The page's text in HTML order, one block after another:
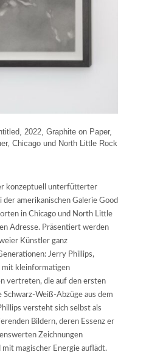
2022, Graphite on Paper,
Chicago und North Little Rock
konzeptuell unterfütterter
der amerikanischen Galerie Good
in Chicago und North Little
Adresse. Präsentiert werden
Künstler ganz
Jerry Phillips,
mit kleinformatigen
vertreten, die auf den ersten
Schwarz-Weiß-Abzüge aus dem
versteht sich selbst als
Bildern, deren Essenz er
Zeichnungen
mit magischer Energie auflädt.